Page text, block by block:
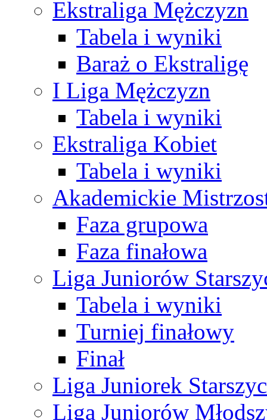
Ekstraliga Mężczyzn
Tabela i wyniki
Baraż o Ekstraligę
I Liga Mężczyzn
Tabela i wyniki
Ekstraliga Kobiet
Tabela i wyniki
Akademickie
Faza grupowa
Faza finałowa
Liga Juniorów
Tabela i wyniki
Turniej finałowy
Finał
Liga Juniorek
Liga Juniorów